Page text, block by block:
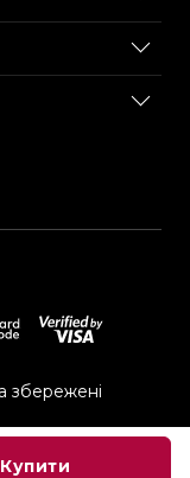
Купити
збережені